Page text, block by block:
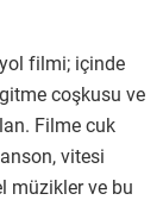
filmi; içinde
coşkusu ve
Filme cuk
vitesi
müzikler ve bu